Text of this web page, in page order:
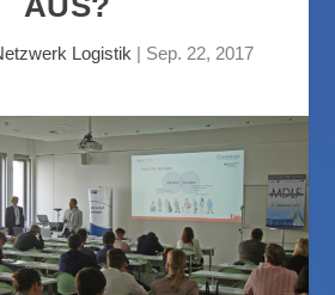
Logistik | Sep. 22, 2017